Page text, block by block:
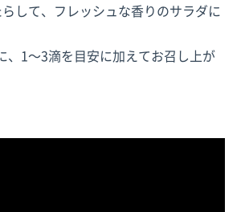
らして、フレッシュな香りのサラダに
、1～3滴を目安に加えてお召し上が